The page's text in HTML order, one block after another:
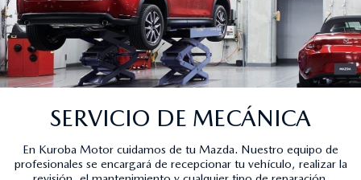
SERVICIO DE MECÁNICA
En Kuroba Motor cuidamos de tu Mazda. Nuestro equipo de
profesionales se encargará de recepcionar tu vehículo, realizar la